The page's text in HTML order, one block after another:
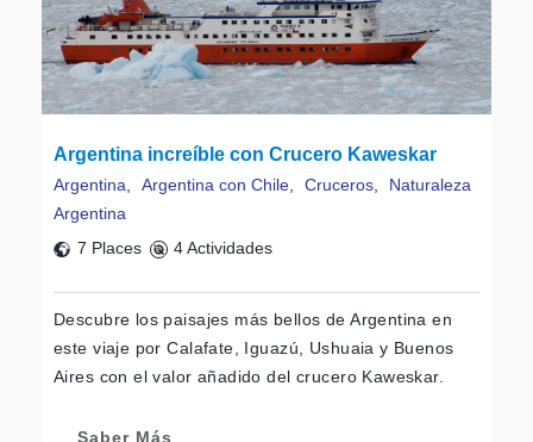
Argentina increíble con Crucero Kaweskar
Argentina, Argentina con Chile, Cruceros,
Naturaleza
Argentina
7 Places
4 Actividades
Descubre los paisajes más bellos de Argentina en
este viaje por Calafate, Iguazú, Ushuaia y Buenos
Aires con el valor añadido del crucero Kaweskar.
Saber Más